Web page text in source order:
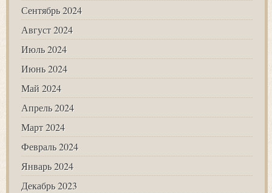
Сентябрь 2024
Август 2024
Июль 2024
Июнь 2024
Май 2024
Апрель 2024
Март 2024
Февраль 2024
Январь 2024
Декабрь 2023